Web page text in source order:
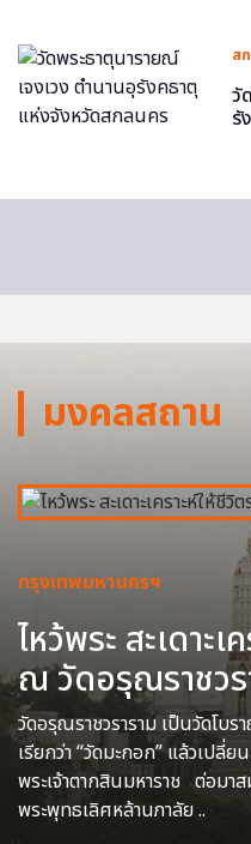
ส
วั
รั
มงคลสถาน
กรุงเทพมหานครฯ
ไหว้พระ สะเดาะ
ณ วัดอรุณราชวร
วัดอรุณราชวราราม เป็นวัดโบ
เรียกว่า “วัดมะกอก” แล้วเปลี่
พระเจ้าตากสินมหาราช ต่อมา
พระพุทธเลิศหล้านภาลัย ..